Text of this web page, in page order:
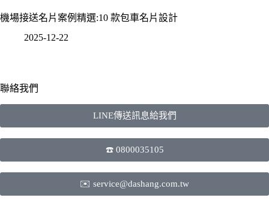
機場接送名片案例精選:10 款包車名片設計
2025-12-22
聯絡我們
LINE傳送訊息給我們
☎️ 0800035105
✉️ service@dashang.com.tw